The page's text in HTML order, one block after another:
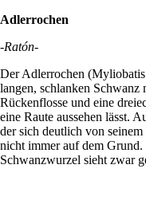
Adlerrochen
-Ratón-
Der Adlerrochen
langen, schlanken Schwanz
Rückenflosse und eine
eine Raute aussehen lässt.
der sich deutlich von
nicht immer auf dem Grund.
Schwanzwurzel sieht zwar